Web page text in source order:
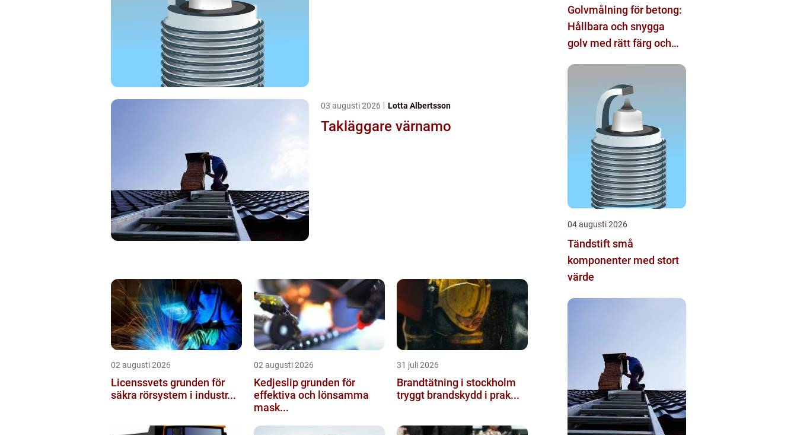
03 augusti 2026 Lotta Albertsson
Takläggare värnamo
02 augusti 2026
Licenssvets grunden för
säkra rörsystem i industr...
02 augusti 2026
Kedjeslip grunden för
effektiva och lönsamma
mask...
31 juli 2026
Brandtätning i stockholm
tryggt brandskydd i prak...
Golvmålning för betong:
Hållbara och snygga
golv med rätt färg och
04 augusti 2026
Tändstift små
komponenter med stort
värde